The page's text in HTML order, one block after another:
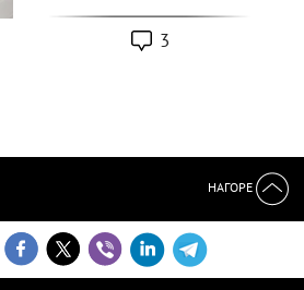
3
НАГОРЕ